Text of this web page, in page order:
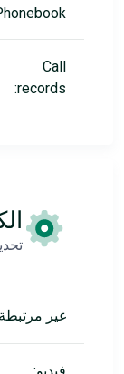
Call
records:
غير